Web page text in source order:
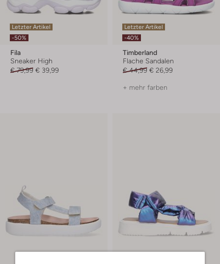
Letzter Artikel
-50%
Fila
Sneaker High
€ 79,99 € 39,99
Letzter Artikel
-40%
Timberland
Flache Sandalen
€ 44,99 € 26,99
+ mehr farben